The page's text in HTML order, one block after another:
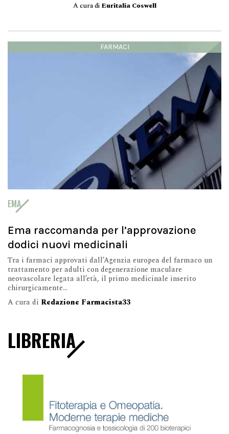
A cura di Euritalia Coswell
FARMACI
EMA
Ema raccomanda per l’approvazione
dodici nuovi medicinali
Tra i farmaci approvati dall’Agenzia europea del farmaco un
trattamento per adulti con degenerazione maculare
neovascolare legata all’età, il primo medicinale inserito
chirurgicamente...
A cura di Redazione Farmacista33
LIBRERIA